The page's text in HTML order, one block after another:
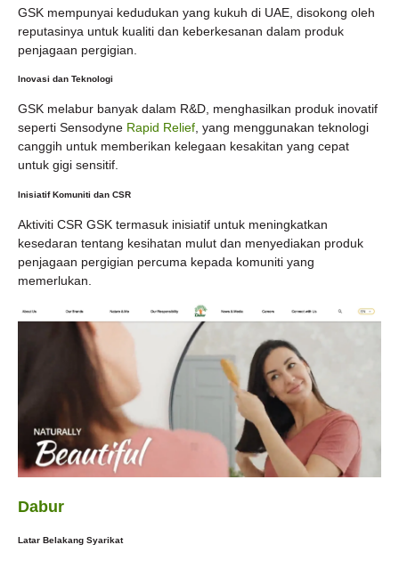
GSK mempunyai kedudukan yang kukuh di UAE, disokong oleh
reputasinya untuk kualiti dan keberkesanan dalam produk
penjagaan pergigian.
Inovasi dan Teknologi
GSK melabur banyak dalam R&D, menghasilkan produk inovatif
seperti Sensodyne Rapid Relief, yang menggunakan teknologi
canggih untuk memberikan kelegaan kesakitan yang cepat
untuk gigi sensitif.
Inisiatif Komuniti dan CSR
Aktiviti CSR GSK termasuk inisiatif untuk meningkatkan
kesedaran tentang kesihatan mulut dan menyediakan produk
penjagaan pergigian percuma kepada komuniti yang
memerlukan.
Dabur
Latar Belakang Syarikat